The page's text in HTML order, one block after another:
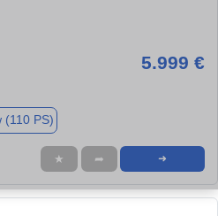
5.999 €
(110 PS)
★ ➦ ➜